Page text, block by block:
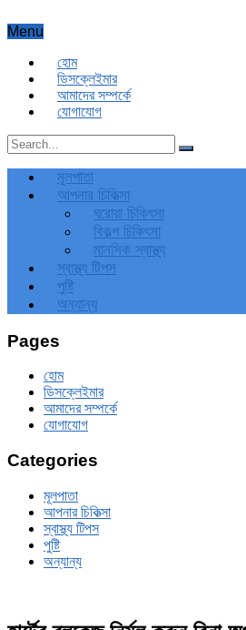
Menu
হোম
ডিসক্লেইমার
আমাদের সম্পর্কে
যোগাযোগ
মূলপাতা
আপনার চিকিত্‍সা
ঘরোয়া চিকিৎসা
বিকল্প চিকিৎসা
মানসিক স্বাস্থ্য
স্বাস্থ্য টিপস
পুষ্টি
অন্যান্য
Pages
হোম
ডিসক্লেইমার
আমাদের সম্পর্কে
যোগাযোগ
Categories
মূলপাতা
আপনার চিকিত্‍সা
স্বাস্থ্য টিপস
পুষ্টি
অন্যান্য